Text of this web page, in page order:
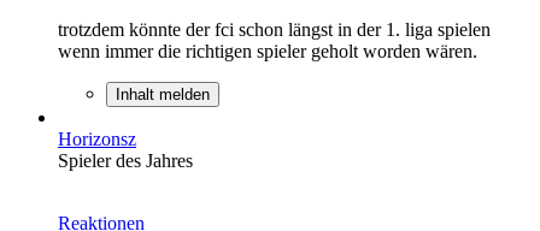
trotzdem könnte der fci schon längst in der 1. liga spielen
wenn immer die richtigen spieler geholt worden wären.
Inhalt melden
Horizonsz
Spieler des Jahres
Reaktionen